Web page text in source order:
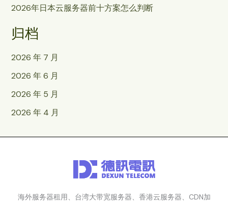
2026年日本云服务器前十方案怎么判断
归档
2026 年 7 月
2026 年 6 月
2026 年 5 月
2026 年 4 月
海外服务器租用、台湾大带宽服务器、香港云服务器、CDN加